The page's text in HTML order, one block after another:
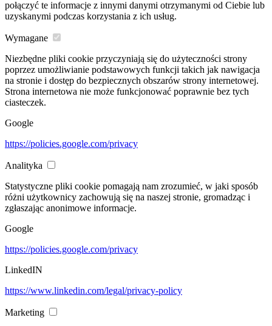
połączyć te informacje z innymi danymi otrzymanymi od Ciebie lub
uzyskanymi podczas korzystania z ich usług.
Wymagane
Niezbędne pliki cookie przyczyniają się do użyteczności strony
poprzez umożliwianie podstawowych funkcji takich jak nawigacja
na stronie i dostęp do bezpiecznych obszarów strony internetowej.
Strona internetowa nie może funkcjonować poprawnie bez tych
ciasteczek.
Google
https://policies.google.com/privacy
Analityka
Statystyczne pliki cookie pomagają nam zrozumieć, w jaki sposób
różni użytkownicy zachowują się na naszej stronie, gromadząc i
zgłaszając anonimowe informacje.
Google
https://policies.google.com/privacy
LinkedIN
https://www.linkedin.com/legal/privacy-policy
Marketing